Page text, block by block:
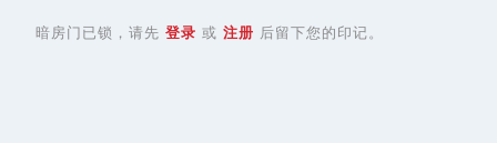
暗房门已锁，请先 登录 或 注册 后留下您的印记。